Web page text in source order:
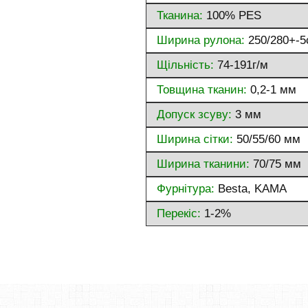
Тканина: 100% PES
Ширина рулона: 250/280+-
Щільність: 74-191г/м
Товщина тканин: 0,2-1 мм
Допуск зсуву: 3 мм
Ширина сітки: 50/55/60 мм
Ширина тканини: 70/75 мм
Фурнітура: Besta, KAMA
Перекіс: 1-2%